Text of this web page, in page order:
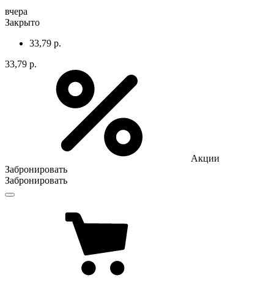
вчера
Закрыто
33,79 р.
33,79 р.
Акции
Забронировать
Забронировать